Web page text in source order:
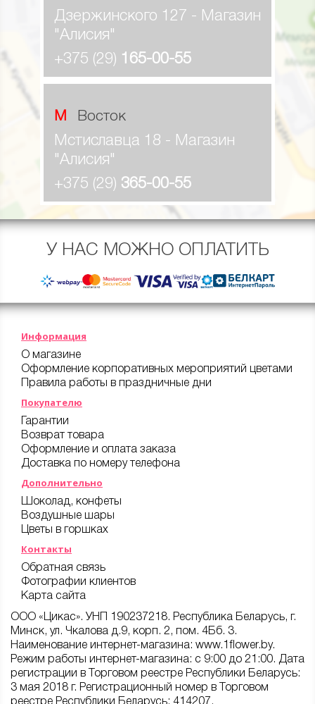
Дзержинского 127 - Магазин
"Алисия"
+375 (29) 165-00-55
М Восток
Мстиславца 18 - Магазин
"Алисия"
+375 (29) 365-00-55
У НАС МОЖНО ОПЛАТИТЬ
Информация
О магазине
Оформление корпоративных мероприятий цветами
Правила работы в праздничные дни
Покупателю
Гарантии
Возврат товара
Оформление и оплата заказа
Доставка по номеру телефона
Дополнительно
Шоколад, конфеты
Воздушные шары
Цветы в горшках
Контакты
Обратная связь
Фотографии клиентов
Карта сайта
ООО «Цикас». УНП 190237218. Республика Беларусь, г.
Минск, ул. Чкалова д.9, корп. 2, пом. 4Бб. 3.
Наименование интернет-магазина: www.1flower.by.
Режим работы интернет-магазина: с 9:00 до 21:00. Дата
регистрации в Торговом реестре Республики Беларусь:
3 мая 2018 г. Регистрационный номер в Торговом
реестре Республики Беларусь: 414207.